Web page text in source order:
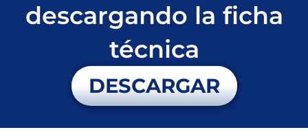
descargando la ficha
técnica
DESCARGAR